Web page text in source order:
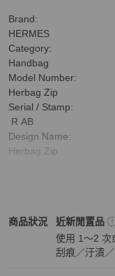
關於Used HERMES
Brand:
HERMES
Category:
Handbag
Model Number:
Herbag Zip
Serial / Stamp:
R AB
Design Name:
Herbag Zip
Color:
Navy Blue,Brown
Pattern & Material:
商品狀況
Hermès女包商品狀態與
近新閒置品
使用 1～2 次
刮痕／汙漬／